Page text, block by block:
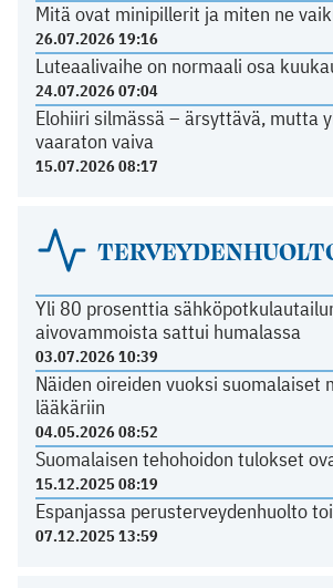
Mitä ovat minipillerit ja miten ne
26.07.2026 19:16
Luteaalivaihe on normaali osa
24.07.2026 07:04
Elohiiri silmässä – ärsyttävä, mutta
vaaraton vaiva
15.07.2026 08:17
Yli 80 prosenttia
aivovammoista sattui humalassa
03.07.2026 10:39
Näiden oireiden vuoksi suomalaiset
lääkäriin
04.05.2026 08:52
Suomalaisen tehohoidon tulokset
15.12.2025 08:19
Espanjassa perusterveydenhuolto
07.12.2025 13:59